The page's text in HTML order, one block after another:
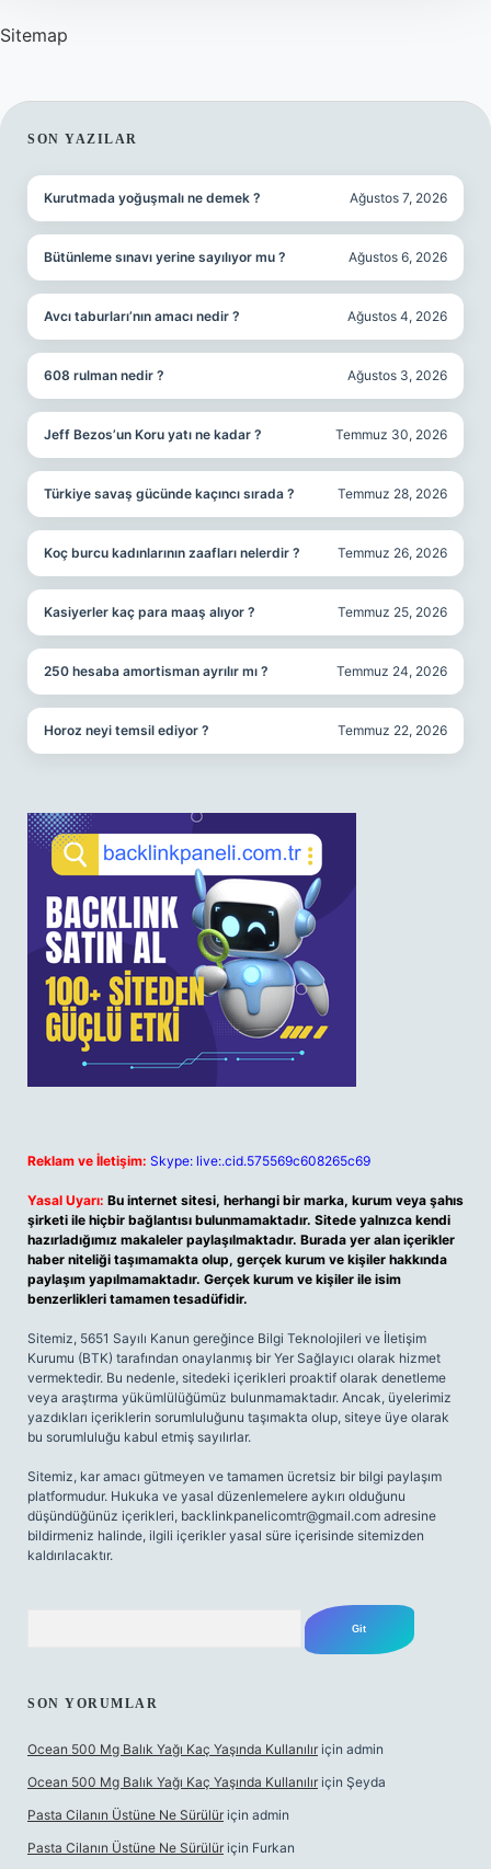
Sitemap
SIDEBAR
SON YAZILAR
Kurutmada yoğuşmalı ne demek ? Ağustos 7, 2026
Bütünleme sınavı yerine sayılıyor mu ? Ağustos 6, 2026
Avcı taburları’nın amacı nedir ? Ağustos 4, 2026
608 rulman nedir ? Ağustos 3, 2026
Jeff Bezos’un Koru yatı ne kadar ? Temmuz 30, 2026
Türkiye savaş gücünde kaçıncı sırada ? Temmuz 28, 2026
Koç burcu kadınlarının zaafları nelerdir ? Temmuz 26, 2026
Kasiyerler kaç para maaş alıyor ? Temmuz 25, 2026
250 hesaba amortisman ayrılır mı ? Temmuz 24, 2026
Horoz neyi temsil ediyor ? Temmuz 22, 2026
Reklam ve İletişim: Skype: live:.cid.575569c608265c69
Yasal Uyarı: Bu internet sitesi, herhangi bir marka, kurum veya şahıs
şirketi ile hiçbir bağlantısı bulunmamaktadır. Sitede yalnızca kendi
hazırladığımız makaleler paylaşılmaktadır. Burada yer alan içerikler
haber niteliği taşımamakta olup, gerçek kurum ve kişiler hakkında
paylaşım yapılmamaktadır. Gerçek kurum ve kişiler ile isim
benzerlikleri tamamen tesadüfidir.
Sitemiz, 5651 Sayılı Kanun gereğince Bilgi Teknolojileri ve İletişim
Kurumu (BTK) tarafından onaylanmış bir Yer Sağlayıcı olarak hizmet
vermektedir. Bu nedenle, sitedeki içerikleri proaktif olarak denetleme
veya araştırma yükümlülüğümüz bulunmamaktadır. Ancak, üyelerimiz
yazdıkları içeriklerin sorumluluğunu taşımakta olup, siteye üye olarak
bu sorumluluğu kabul etmiş sayılırlar.
Sitemiz, kar amacı gütmeyen ve tamamen ücretsiz bir bilgi paylaşım
platformudur. Hukuka ve yasal düzenlemelere aykırı olduğunu
düşündüğünüz içerikleri, backlinkpanelicomtr@gmail.com adresine
bildirmeniz halinde, ilgili içerikler yasal süre içerisinde sitemizden
kaldırılacaktır.
SON YORUMLAR
Ocean 500 Mg Balık Yağı Kaç Yaşında Kullanılır için admin
Ocean 500 Mg Balık Yağı Kaç Yaşında Kullanılır için Şeyda
Pasta Cilanın Üstüne Ne Sürülür için admin
Pasta Cilanın Üstüne Ne Sürülür için Furkan